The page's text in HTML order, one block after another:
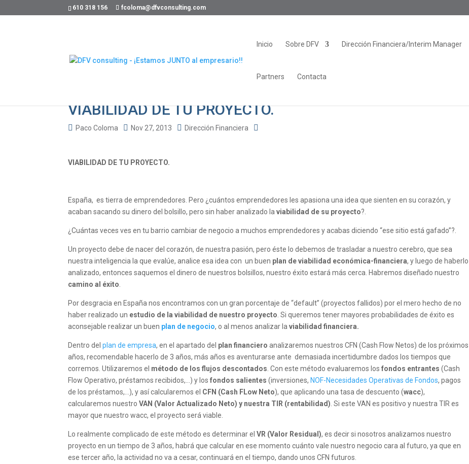
610 318 156 fcoloma@dfvconsulting.com
Inicio Sobre DFV Dirección Financiera/Interim Manager
Partners Contacta
VIABILIDAD DE TU PROYECTO.
Paco Coloma Nov 27, 2013 Dirección Financiera
VIABILIDAD DE TU PROYECTO.
España, es tierra de emprendedores. Pero ¿cuántos emprendedores les apasiona una idea que sienten en su corazón, y
acaban sacando su dinero del bolsillo, pero sin haber analizado laviabilidad de su proyecto?.
¿Cuántas veces ves en tu barrio cambiar de negocio a muchos emprendedores y acabas diciendo “ese sitio está gafado”?.
Un proyecto debe de nacer del corazón, de nuestra pasión, pero éste lo debemos de trasladar a nuestro cerebro, que sea
nuestra inteligencia la que evalúe, analice esa idea con un buen plan de viabilidad económica-financiera, y luego de haberlo
analizado, entonces saquemos el dinero de nuestros bolsillos, nuestro éxito estará más cerca. Habremos diseñado nuestro
camino al éxito
Por desgracia en España nos encontramos con un gran porcentaje de “default” (proyectos fallidos) por el mero hecho de no
haber realizado un estudio de la viabilidad de nuestro proyecto . Si queremos tener mayores probabilidades de éxito es
aconsejable realizar un buen plan de negocio, o al menos analizar laviabilidad financiera.
Dentro del plan de empresa, en el apartado del plan financiero analizaremos nuestros CFN (Cash Flow Netos) de los próximos
años, recomendable hacerlo de 3 años, más años es aventurarse ante demasiada incertidumbre dados los tiempos que
corremos. Utilizaremos el método de los flujos descontados . Con este método evaluaremos losfondos entrantes (Cash
Flow Operativo, préstamos recibidos,…) y los fondos salientes (inversiones, NOF-Necesidades Operativas de Fondos, pagos
de los préstamos,…), y así calcularemos el CFN (Cash FLow Neto), que aplicando una tasa de descuento (wacc),
calcularemos nuestroVAN (Valor Actualizado Neto) y nuestra TIR (rentabilidad) . Si este VAN es positivo y nuestra TIR es
mayor que nuestro wacc, el proyecto será viable.
Lo realmente complicado de este método es determinar elVR (Valor Residual), es decir si nosotros analizamos nuestro
proyecto en un tiempo de 3 años, habrá que calcular en ese momento cuánto vale nuestro negocio cara al futuro, ya que en
ese tercer año, la actividad no va a cesar, continuará en el tiempo, dando unos CFN futuros.